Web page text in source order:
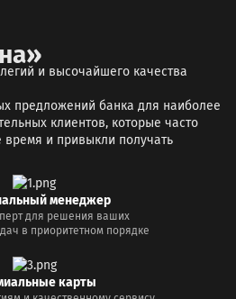
и высочайшего качества
предложений банка для наиболее
клиентов, которые часто
время и привыкли получать
менеджер
для решения ваших
в приоритетном порядке
карты